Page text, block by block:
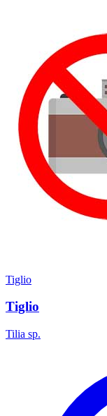
Tiglio
Tiglio
Tilia sp.